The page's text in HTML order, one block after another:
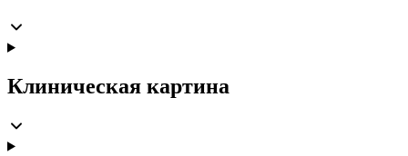
Клиническая картина